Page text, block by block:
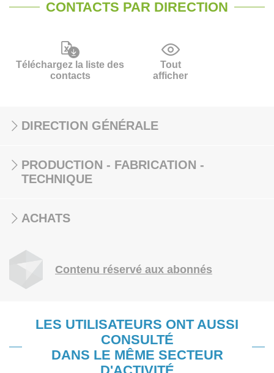
CONTACTS PAR DIRECTION
Téléchargez la liste des
contacts
Tout
afficher
DIRECTION GÉNÉRALE
PRODUCTION - FABRICATION -
TECHNIQUE
ACHATS
Contenu réservé aux abonnés
LES UTILISATEURS ONT AUSSI
CONSULTÉ
DANS LE MÊME SECTEUR